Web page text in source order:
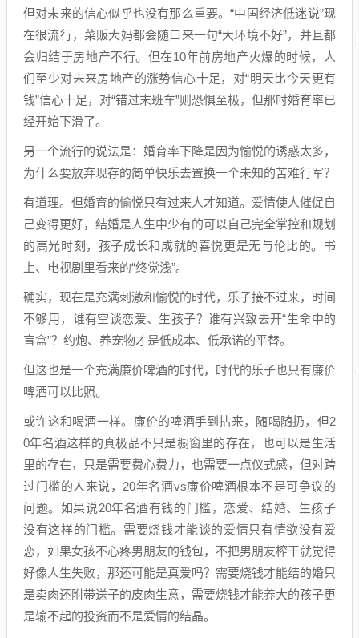
但对未来的信心似乎也没有那么重要。“中国经济低迷说”现
在很流行，菜贩大妈都会随口来一句“大环境不好”，并且都
会归结于房地产不行。但在10年前房地产火爆的时候，人
们至少对未来房地产的涨势信心十足，对“明天比今天更有
钱”信心十足，对“错过末班车”则恐惧至极，但那时婚育率已
经开始下滑了。
另一个流行的说法是：婚育率下降是因为愉悦的诱惑太多，
为什么要放弃现存的简单快乐去置换一个未知的苦难行军？
有道理。但婚育的愉悦只有过来人才知道。爱情使人催促自
己变得更好，结婚是人生中少有的可以自己完全掌控和规划
的高光时刻，孩子成长和成就的喜悦更是无与伦比的。书
上、电视剧里看来的“终觉浅”。
确实，现在是充满刺激和愉悦的时代，乐子接不过来，时间
不够用，谁有空谈恋爱、生孩子？谁有兴致去开“生命中的
盲盒”？约炮、养宠物才是低成本、低承诺的平替。
但这也是一个充满廉价啤酒的时代，时代的乐子也只有廉价
啤酒可以比照。
或许这和喝酒一样。廉价的啤酒手到拈来，随喝随扔，但2
0年名酒这样的真极品不只是橱窗里的存在，也可以是生活
里的存在，只是需要费心费力，也需要一点仪式感，但对跨
过门槛的人来说，20年名酒vs廉价啤酒根本不是可争议的
问题。如果说20年名酒有钱的门槛，恋爱、结婚、生孩子
没有这样的门槛。需要烧钱才能谈的爱情只有情欲没有爱
恋，如果女孩不心疼男朋友的钱包，不把男朋友榨干就觉得
好像人生失败，那还可能是真爱吗？需要烧钱才能结的婚只
是卖肉还附带送子的皮肉生意，需要烧钱才能养大的孩子更
是输不起的投资而不是爱情的结晶。